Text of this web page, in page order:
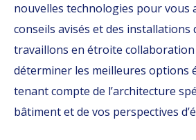
nouvelles technologies pour vous
conseils avisés et des installations
travaillons en étroite
déterminer les meilleures options
tenant compte de l’architecture
bâtiment et de vos perspectives